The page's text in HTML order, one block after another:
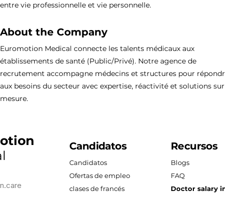
entre vie professionnelle et vie personnelle.
About the Company
Euromotion Medical connecte les talents médicaux aux
établissements de santé (Public/Privé). Notre agence de
recrutement accompagne médecins et structures pour
aux besoins du secteur avec expertise, réactivité et solutions sur
mesure.
Candidatos
Candidatos
Ofertas de empleo
clases de francés
Recursos
Blogs
FAQ
Doctor salary